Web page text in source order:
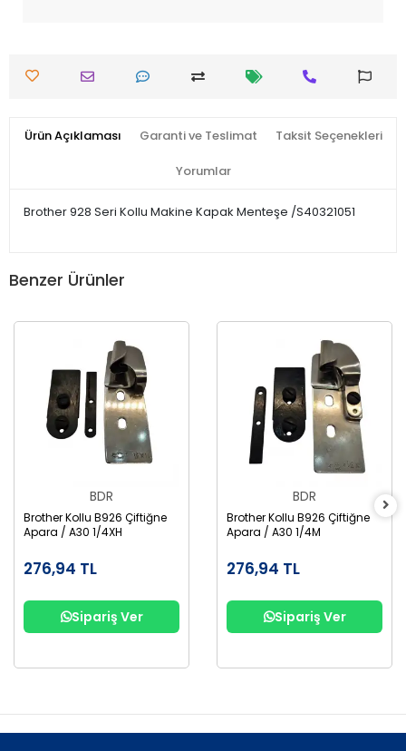
Ürün Açıklaması Garanti ve Teslimat Taksit Seçenekleri
Yorumlar
Brother 928 Seri Kollu Makine Kapak Menteşe /S40321051
Benzer Ürünler
BDR
Brother Kollu B926 Çiftiğne
Apara / A30 1/4XH
276,94 TL
Sipariş Ver
BDR
Brother Kollu B926 Çiftiğne
Apara / A30 1/4M
276,94 TL
Sipariş Ver